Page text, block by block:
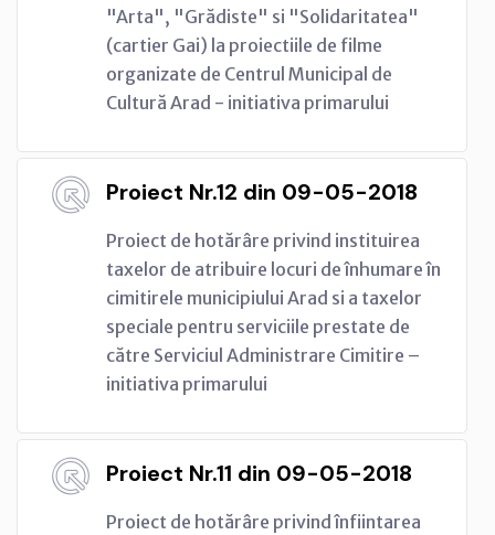
"Arta", "Grădiste" si "Solidaritatea"
(cartier Gai) la proiectiile de filme
organizate de Centrul Municipal de
Cultură Arad - initiativa primarului
Proiect Nr.12 din 09-05-2018
Proiect de hotărâre privind instituirea
taxelor de atribuire locuri de înhumare în
cimitirele municipiului Arad si a taxelor
speciale pentru serviciile prestate de
către Serviciul Administrare Cimitire –
initiativa primarului
Proiect Nr.11 din 09-05-2018
Proiect de hotărâre privind înfiintarea